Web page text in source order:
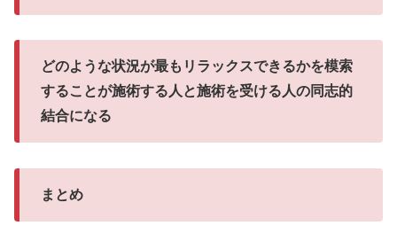
どのような状況が最もリラックスできるかを模索
することが施術する人と施術を受ける人の同志的
結合になる
まとめ